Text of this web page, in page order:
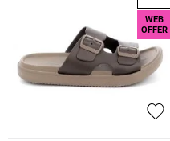
WEB
OFFER